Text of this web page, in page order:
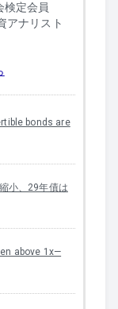
検定会員
アナリスト
bonds are
小、29年債は
above 1x—